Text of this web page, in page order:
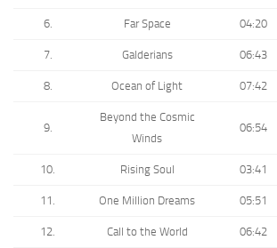
6. Far Space 04:20
7. Galderians 06:43
8. Ocean of Light 07:42
9.
Beyond the Cosmic
Winds
06:54
10. Rising Soul 03:41
11. One Million Dreams 05:51
12. Call to the World 06:42